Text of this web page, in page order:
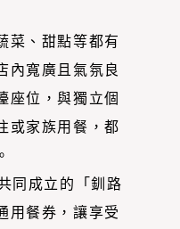
菜、甜點等都有
內寬廣且氣氛良
座位，與獨立個
或家族用餐，都
同成立的「釧路
用餐券，讓享受